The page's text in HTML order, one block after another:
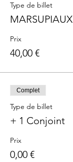
Type de billet
MARSUPIAUX
Prix
40,00 €
Complet
Type de billet
+ 1 Conjoint
Prix
0,00 €